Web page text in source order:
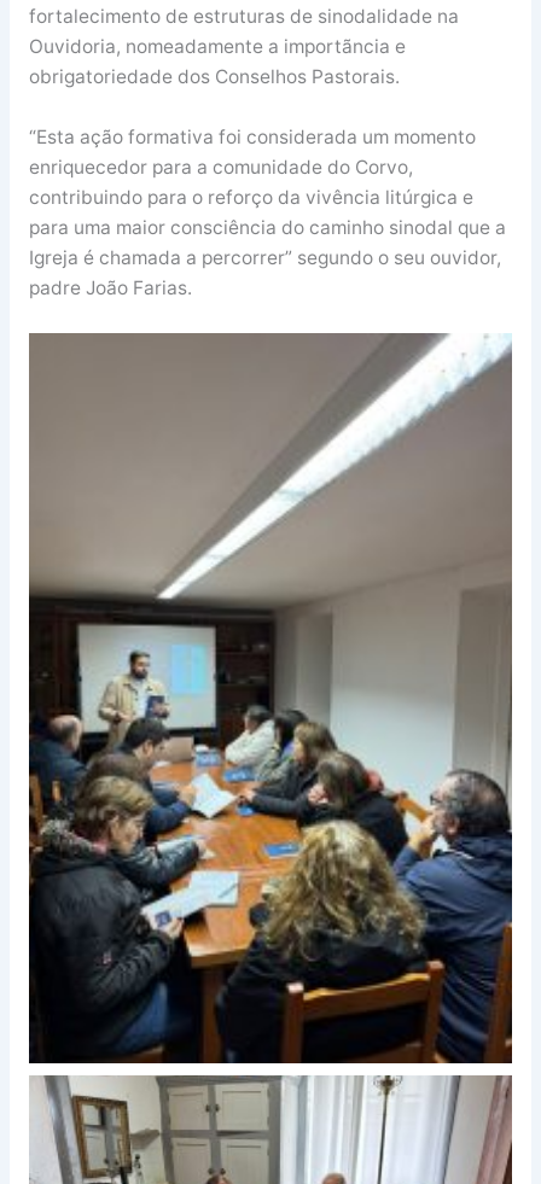
fortalecimento de estruturas de sinodalidade na
Ouvidoria, nomeadamente a importãncia e
obrigatoriedade dos Conselhos Pastorais.
“Esta ação formativa foi considerada um momento
enriquecedor para a comunidade do Corvo,
contribuindo para o reforço da vivência litúrgica e
para uma maior consciência do caminho sinodal que a
Igreja é chamada a percorrer” segundo o seu ouvidor,
padre João Farias.